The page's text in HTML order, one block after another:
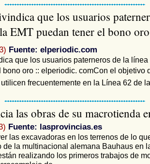
que los usuarios
EMT puedan tener el bono
Fuente: elperiodic.com
que los usuarios paterneros de la línea
oro :: elperiodic. comCon el objetivo
frecuentemente en la Línea 62 de
las obras de su macrotienda
Fuente: lasprovincias.es
las excavadoras en los terrenos de lo
de la multinacional alemana Bauhaus en
realizando los primeros trabajos de